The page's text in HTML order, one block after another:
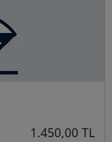
1.450,00 TL